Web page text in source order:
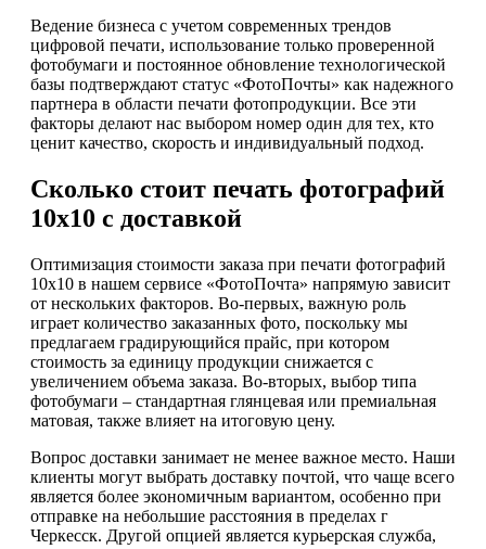
Ведение бизнеса с учетом современных трендов
цифровой печати, использование только проверенной
фотобумаги и постоянное обновление технологической
базы подтверждают статус «ФотоПочты» как надежного
партнера в области печати фотопродукции. Все эти
факторы делают нас выбором номер один для тех, кто
ценит качество, скорость и индивидуальный подход.
Сколько стоит печать фотографий
10х10 с доставкой
Оптимизация стоимости заказа при печати фотографий
10х10 в нашем сервисе «ФотоПочта» напрямую зависит
от нескольких факторов. Во-первых, важную роль
играет количество заказанных фото, поскольку мы
предлагаем градирующийся прайс, при котором
стоимость за единицу продукции снижается с
увеличением объема заказа. Во-вторых, выбор типа
фотобумаги – стандартная глянцевая или премиальная
матовая, также влияет на итоговую цену.
Вопрос доставки занимает не менее важное место. Наши
клиенты могут выбрать доставку почтой, что чаще всего
является более экономичным вариантом, особенно при
отправке на небольшие расстояния в пределах г
Черкесск. Другой опцией является курьерская служба,